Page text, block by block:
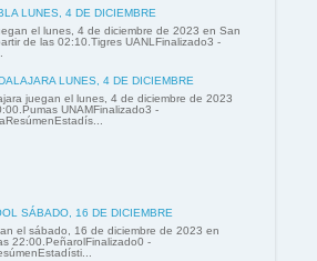
LUNES, 4 DE DICIEMBRE
el lunes, 4 de diciembre de 2023 en San
de las 02:10.Tigres UANLFinalizado3 -
LUNES, 4 DE DICIEMBRE
juegan el lunes, 4 de diciembre de 2023
UNAMFinalizado3 -
SÁBADO, 16 DE DICIEMBRE
el sábado, 16 de diciembre de 2023 en
22:00.PeñarolFinalizado0 -